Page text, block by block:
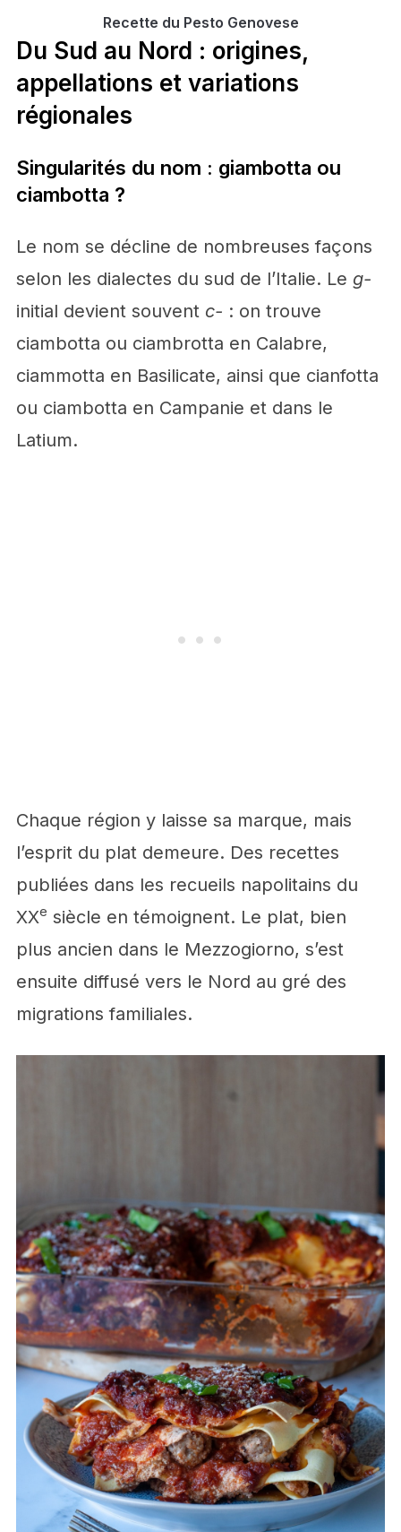
Recette du Pesto Genovese
Du Sud au Nord : origines,
appellations et variations
régionales
Singularités du nom : giambotta ou
ciambotta ?
Le nom se décline de nombreuses façons
selon les dialectes du sud de l’Italie. Le g-
initial devient souvent c- : on trouve
ciambotta ou ciambrotta en Calabre,
ciammotta en Basilicate, ainsi que cianfotta
ou ciambotta en Campanie et dans le
Latium.
Chaque région y laisse sa marque, mais
l’esprit du plat demeure. Des recettes
publiées dans les recueils napolitains du
XXe siècle en témoignent. Le plat, bien
plus ancien dans le Mezzogiorno, s’est
ensuite diffusé vers le Nord au gré des
migrations familiales.